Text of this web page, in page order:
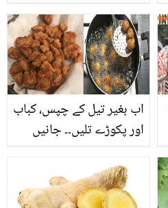
حقیقت کھول کے رکھ دی
اب بغیر تیل کے چپس، کباب
اور پکوڑے تلیں۔۔ جانیں
پہلے یہ انوکھا طریقہ جس
میں تیل کی ضرورت ہی